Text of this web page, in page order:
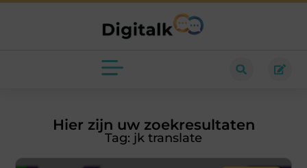
Hier zijn uw zoekresultaten
Tag: jk translate